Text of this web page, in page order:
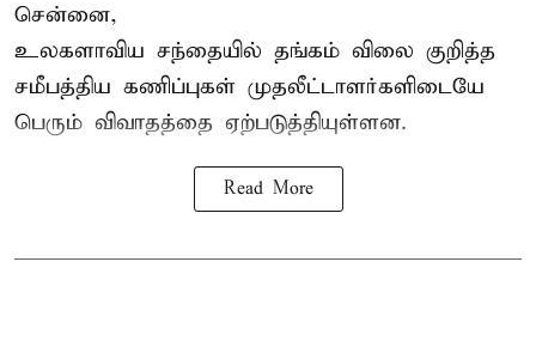
சென்னை,
உலகளாவிய சந்தையில் தங்கம் விலை குறித்த
சமீபத்திய கணிப்புகள் முதலீட்டாளர்களிடையே
பெரும் விவாதத்தை ஏற்படுத்தியுள்ளன.
Read More